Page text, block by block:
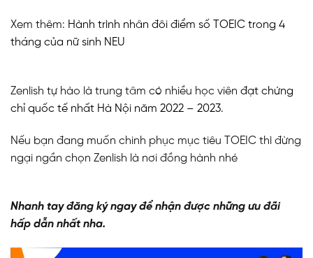
Xem thêm: Hành trình nhân đôi điểm số TOEIC trong 4
tháng của nữ sinh NEU
Zenlish tự hào là trung tâm có nhiều học viên đạt chứng
chỉ quốc tế nhất Hà Nội năm 2022 – 2023.
Nếu bạn đang muốn chinh phục mục tiêu TOEIC thì đừng
ngại ngần chọn Zenlish là nơi đồng hành nhé
Nhanh tay đăng ký ngay để nhận được những ưu đãi
hấp dẫn nhất nha.